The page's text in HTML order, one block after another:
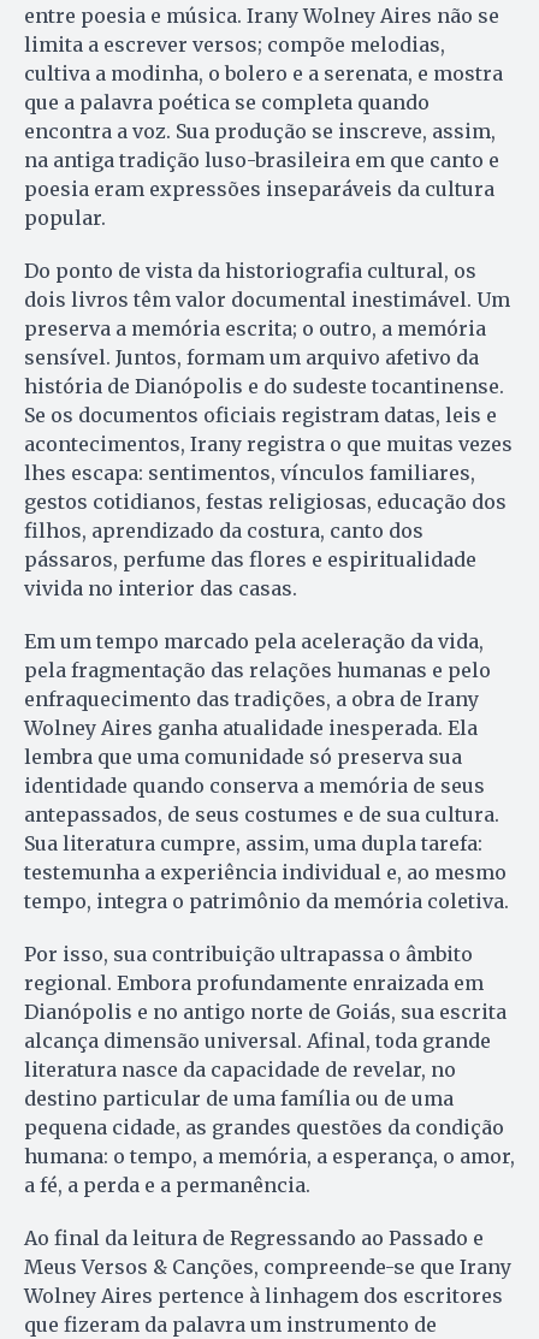
entre poesia e música. Irany Wolney Aires não se
limita a escrever versos; compõe melodias,
cultiva a modinha, o bolero e a serenata, e mostra
que a palavra poética se completa quando
encontra a voz. Sua produção se inscreve, assim,
na antiga tradição luso-brasileira em que canto e
poesia eram expressões inseparáveis da cultura
popular.
Do ponto de vista da historiografia cultural, os
dois livros têm valor documental inestimável. Um
preserva a memória escrita; o outro, a memória
sensível. Juntos, formam um arquivo afetivo da
história de Dianópolis e do sudeste tocantinense.
Se os documentos oficiais registram datas, leis e
acontecimentos, Irany registra o que muitas vezes
lhes escapa: sentimentos, vínculos familiares,
gestos cotidianos, festas religiosas, educação dos
filhos, aprendizado da costura, canto dos
pássaros, perfume das flores e espiritualidade
vivida no interior das casas.
Em um tempo marcado pela aceleração da vida,
pela fragmentação das relações humanas e pelo
enfraquecimento das tradições, a obra de Irany
Wolney Aires ganha atualidade inesperada. Ela
lembra que uma comunidade só preserva sua
identidade quando conserva a memória de seus
antepassados, de seus costumes e de sua cultura.
Sua literatura cumpre, assim, uma dupla tarefa:
testemunha a experiência individual e, ao mesmo
tempo, integra o patrimônio da memória coletiva.
Por isso, sua contribuição ultrapassa o âmbito
regional. Embora profundamente enraizada em
Dianópolis e no antigo norte de Goiás, sua escrita
alcança dimensão universal. Afinal, toda grande
literatura nasce da capacidade de revelar, no
destino particular de uma família ou de uma
pequena cidade, as grandes questões da condição
humana: o tempo, a memória, a esperança, o amor,
a fé, a perda e a permanência.
Ao final da leitura de Regressando ao Passado e
Meus Versos & Canções, compreende-se que Irany
Wolney Aires pertence à linhagem dos escritores
que fizeram da palavra um instrumento de